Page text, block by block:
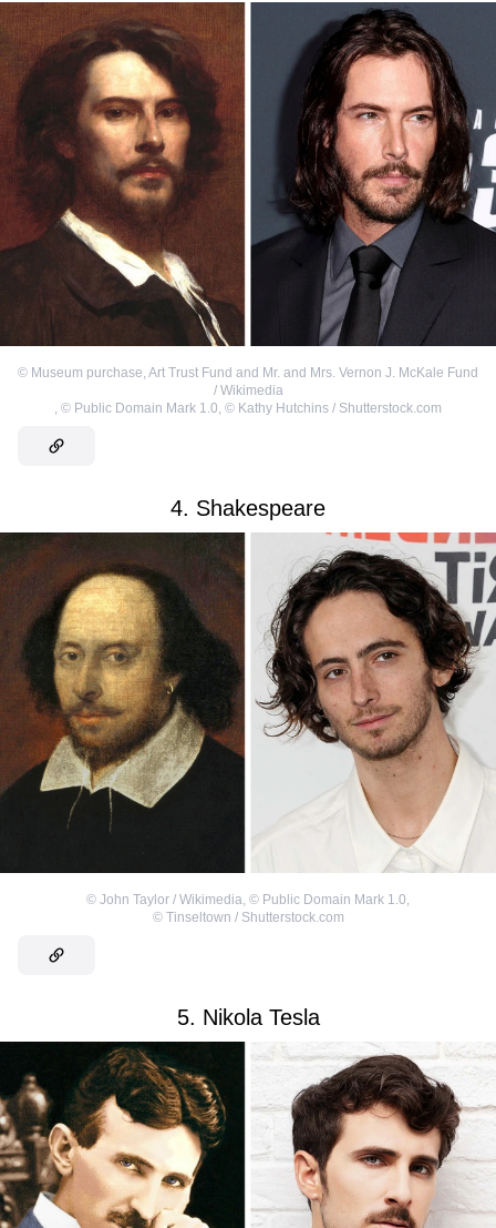
© Museum purchase, Art Trust Fund and Mr. and Mrs. Vernon J. McKale Fund
/ Wikimedia
© Public Domain Mark 1.0 © Kathy Hutchins / Shutterstock.com
4. Shakespeare
© John Taylor / Wikimedia, © Public Domain Mark 1.0,
© Tinseltown / Shutterstock.com
5. Nikola Tesla